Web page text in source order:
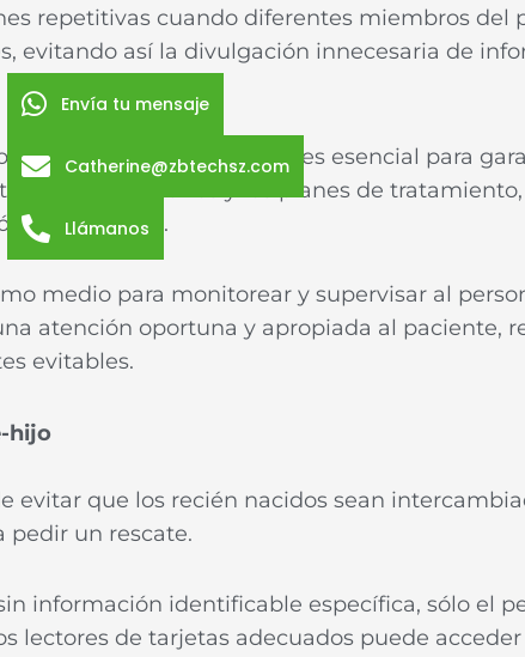
repetitivas cuando diferentes miembros del
evitando así la divulgación innecesaria de
de los pacientes es esencial para
hospitalarios y los planes de tratamiento,
del paciente.
medio para monitorear y supervisar al
atención oportuna y apropiada al paciente,
evitables.
hijo
evitar que los recién nacidos sean
pedir un rescate.
información identificable específica, sólo el
lectores de tarjetas adecuados puede acceder
Envía tu mensaje
Catherine@zbtechsz.com
Llámanos